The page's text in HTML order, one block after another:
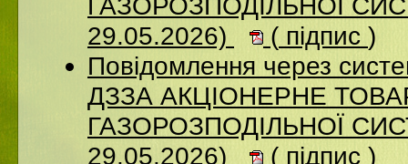
29.05.2026)
( підпис )
Повідомлення через
ДЗЗА АКЦІОНЕРНЕ
ГАЗОРОЗПОДІЛЬНОЇ
29.05.2026)
( підпис )